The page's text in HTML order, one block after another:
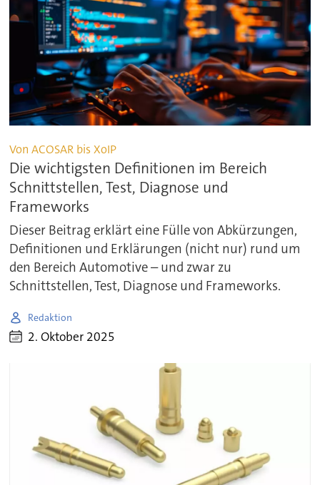
Von ACOSAR bis XoIP
Die wichtigsten Definitionen im Bereich
Schnittstellen, Test, Diagnose und
Frameworks
Dieser Beitrag erklärt eine Fülle von Abkürzungen,
Definitionen und Erklärungen (nicht nur) rund um
den Bereich Automotive – und zwar zu
Schnittstellen, Test, Diagnose und Frameworks.
Redaktion
2. Oktober 2025